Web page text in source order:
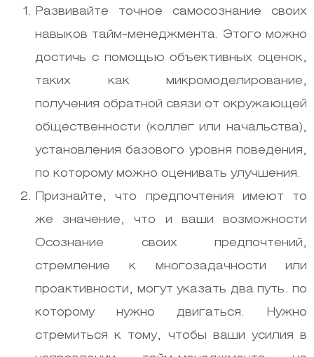
Развивайте точное самосознание своих
навыков тайм-менеджмента. Этого можно
достичь с помощью объективных оценок,
таких как микромоделирование,
получения обратной связи от окружающей
общественности (коллег или начальства),
установления базового уровня поведения,
по которому можно оценивать улучшения.
Признайте, что предпочтения имеют то
же значение, что и ваши возможности
Осознание своих предпочтений,
стремление к многозадачности или
проактивности, могут указать два путь. по
которому нужно двигаться. Нужно
стремиться к тому, чтобы ваши усилия в